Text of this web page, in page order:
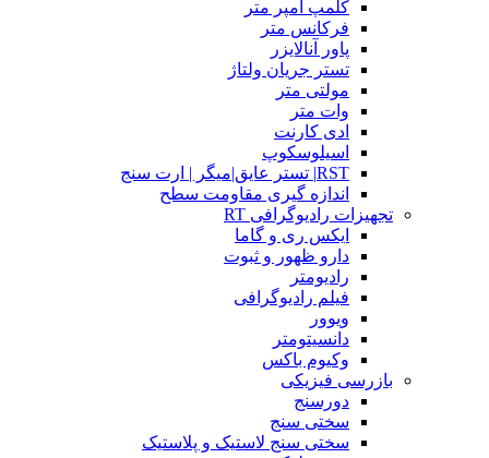
کلمپ آمپر متر
فرکانس متر
پاور آنالایزر
تستر جریان ولتاژ
مولتی متر
وات متر
ادی کارنت
اسیلوسکوپ
RST| تستر عایق|میگر | ارت سنج
اندازه گیری مقاومت سطح
تجهیزات رادیوگرافی RT
ایکس ری و گاما
دارو ظهور و ثبوت
رادیومتر
فیلم رادیوگرافی
ویوور
دانسیتومتر
وکیوم باکس
بازرسی فیزیکی
دورسنج
سختی سنج
سختی سنج لاستیک و پلاستیک